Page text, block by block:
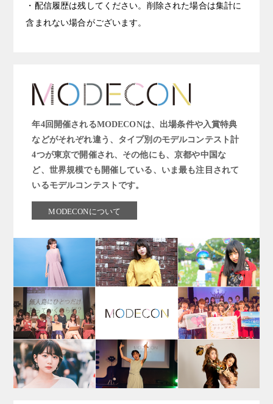
・配信履歴は残してください。削除された場合は集計に
含まれない場合がございます。
年4回開催されるMODECONは、出場条件や入賞特典
などがそれぞれ違う、タイプ別のモデルコンテスト計
4つが東京で開催され、その他にも、京都や中国な
ど、世界規模でも開催している、いま最も注目されて
いるモデルコンテストです。
MODECONについて